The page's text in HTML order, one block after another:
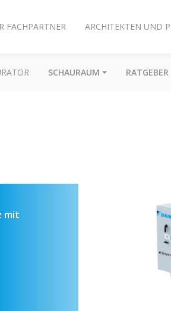
FACHPARTNER ARCHITEKTEN UND
SCHAURAUM RATGEBER
mit